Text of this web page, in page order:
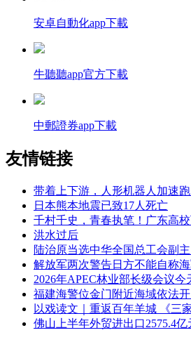
安卓自動化app下載
牛聽聽app官方下載
中郵證券app下載
友情链接
带着上下游，人形机器人加速跑
日本熊本地震已致17人死亡
千村千史，青春执笔！广东高
洪水过后
陆治原当选中华全国总工会副
解放军两次警告日方不能自称
2026年APEC林业部长级会议今
福建海警位金门附近海域依法
以戏读文｜重返百年羊城 《三
佛山上半年外贸进出口2575.4